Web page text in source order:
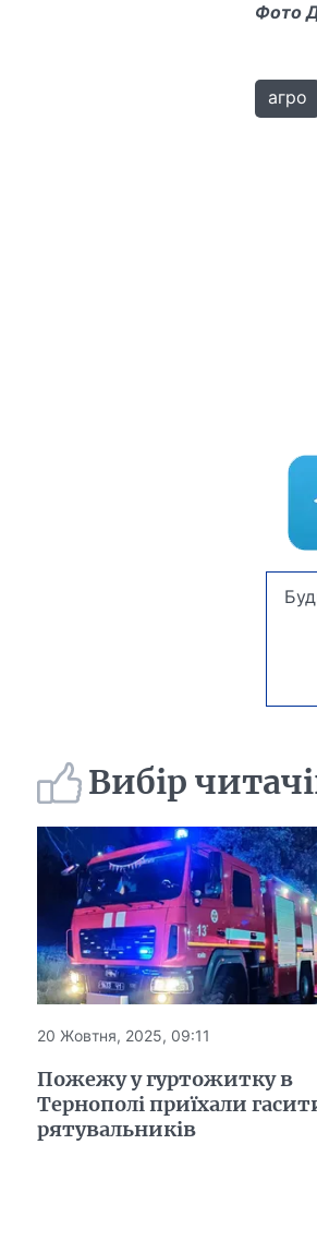
Фото
агро
Вибір
20 Жовтня, 2025, 09:11
Пожежу у гуртожитку в
Тернополі приїхали
рятувальників